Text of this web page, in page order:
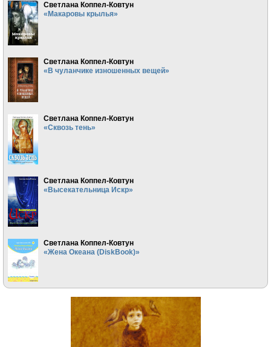
Светлана Коппел-Ковтун
«Макаровы крылья»
Светлана Коппел-Ковтун
«В чуланчике изношенных вещей»
Светлана Коппел-Ковтун
«Сквозь тень»
Светлана Коппел-Ковтун
«Высекательница Искр»
Светлана Коппел-Ковтун
«Жена Океана (DiskBook)»